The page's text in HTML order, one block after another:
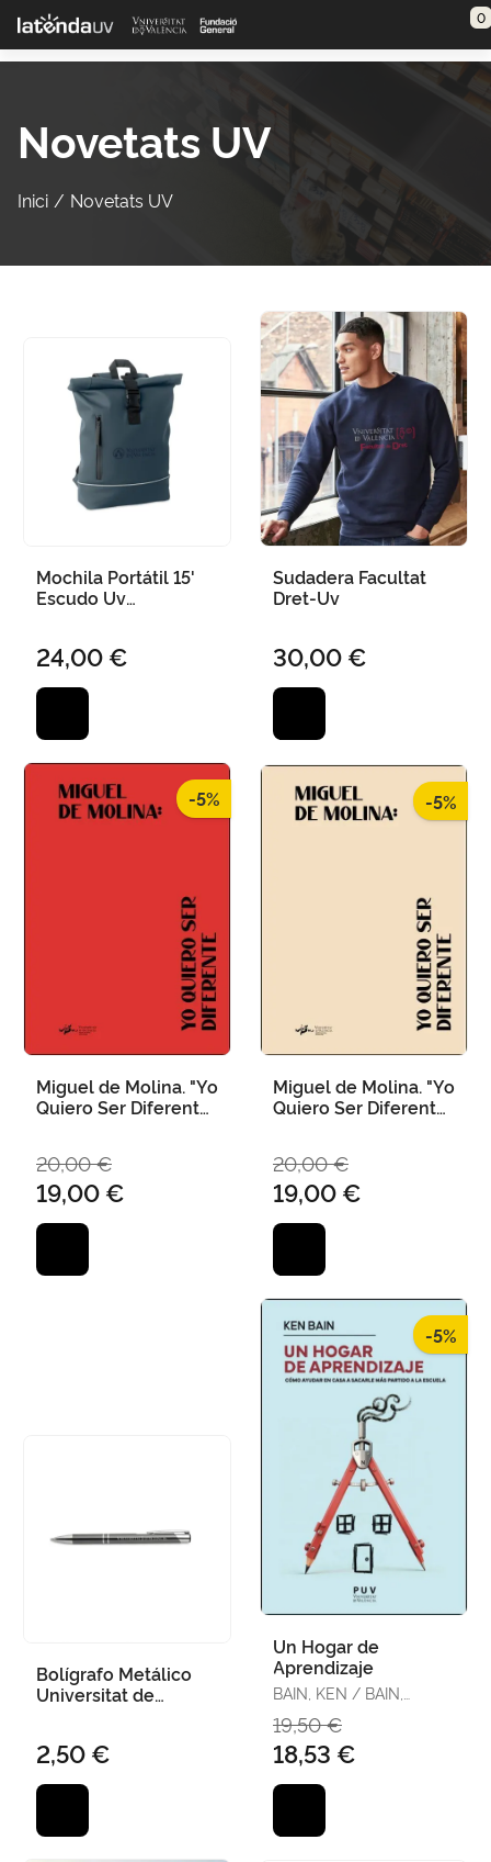
Saltar al contenido principal 0
Novetats UV
Inici Novetats UV
Mochila Portátil 15'
Escudo Uv
24,00 €
Sudadera Facultat
Dret-Uv
30,00 €
-5%
Miguel de Molina. "Yo
Quiero Ser Diferente"
20,00 €
19,00 €
-5%
Miguel de Molina. "Yo
Quiero Ser Diferente"
20,00 €
19,00 €
Bolígrafo Metálico
Universitat de
2,50 €
-5%
Un Hogar de
Aprendizaje
BAIN, KEN / BAIN,
19,50 €
18,53 €